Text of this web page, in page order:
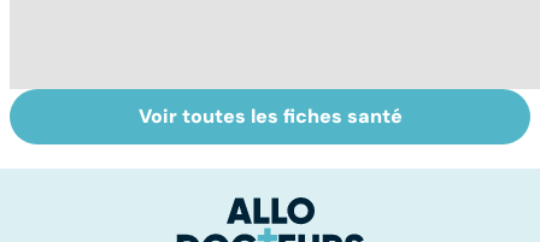
Tout savoir sur
les infections
Inflammation des
amygdales : que
d'angine ?
Voir toutes les fiches santé